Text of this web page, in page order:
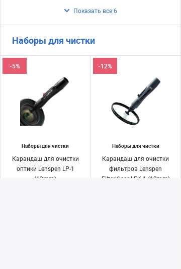
Показать все 6
Наборы для чистки
Наборы для чистки
Карандаш для очистки
оптики Lenspen LP-1
(12mm)
-5%
Наборы для чистки
Карандаш для очистки
фильтров Lenspen
FilterKlear LFK-1 (12mm)
-12%